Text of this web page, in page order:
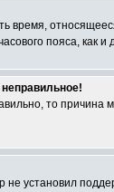
пояса,
то
не установил